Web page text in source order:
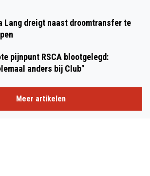
Lang dreigt naast droomtransfer te
pijnpunt RSCA blootgelegd:
anders bij Club"
Meer artikelen